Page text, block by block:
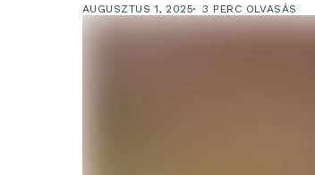
AUGUSZTUS 1, 2025 3 PERC OLVASÁS